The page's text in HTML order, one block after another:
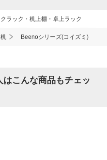
ラック・机上棚・卓上ラック
Beenoシリーズ(コイズミ)
こんな商品もチェッ